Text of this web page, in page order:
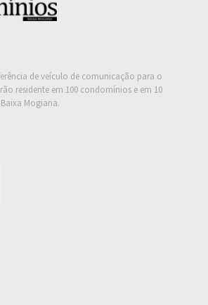
de veículo de comunicação para o
residente em 100 condomínios e em 10
Mogiana.